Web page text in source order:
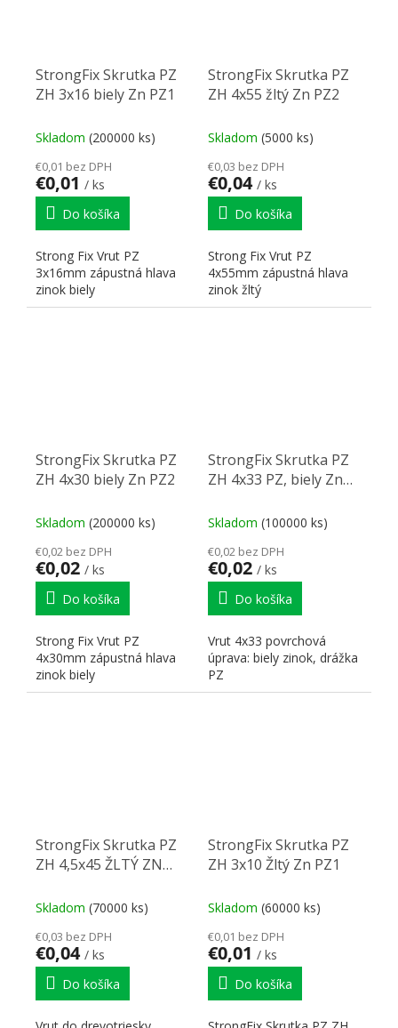
StrongFix Skrutka PZ
ZH 3x16 biely Zn PZ1
Skladom (200000 ks)
€0,01 bez DPH
€0,01 / ks
Do košíka
Strong Fix Vrut PZ
3x16mm zápustná hlava
zinok biely
StrongFix Skrutka PZ
ZH 4x55 žltý Zn PZ2
Skladom (5000 ks)
€0,03 bez DPH
€0,04 / ks
Do košíka
Strong Fix Vrut PZ
4x55mm zápustná hlava
zinok žltý
StrongFix Skrutka PZ
ZH 4x30 biely Zn PZ2
Skladom (200000 ks)
€0,02 bez DPH
€0,02 / ks
Do košíka
Strong Fix Vrut PZ
4x30mm zápustná hlava
zinok biely
StrongFix Skrutka PZ
ZH 4x33 PZ, biely Zn
Skladom (100000 ks)
€0,02 bez DPH
€0,02 / ks
Do košíka
Vrut 4x33 povrchová
úprava: biely zinok, drážka
PZ
StrongFix Skrutka PZ
ZH 4,5x45 ŽLTÝ ZN
Skladom (70000 ks)
€0,03 bez DPH
€0,04 / ks
Do košíka
StrongFix Skrutka PZ
ZH 3x10 Žltý Zn PZ1
Skladom (60000 ks)
€0,01 bez DPH
€0,01 / ks
Do košíka